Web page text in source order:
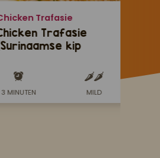
Trafasie
Trafasie
kip
3 MINUTEN MILD